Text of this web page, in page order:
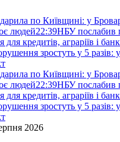
по Київщині: у
людей22:39НБУ послабив
для кредитів, аграріїв і
зростуть у 5 разів:
по Київщині: у
людей22:39НБУ послабив
для кредитів, аграріїв і
зростуть у 5 разів:
2026